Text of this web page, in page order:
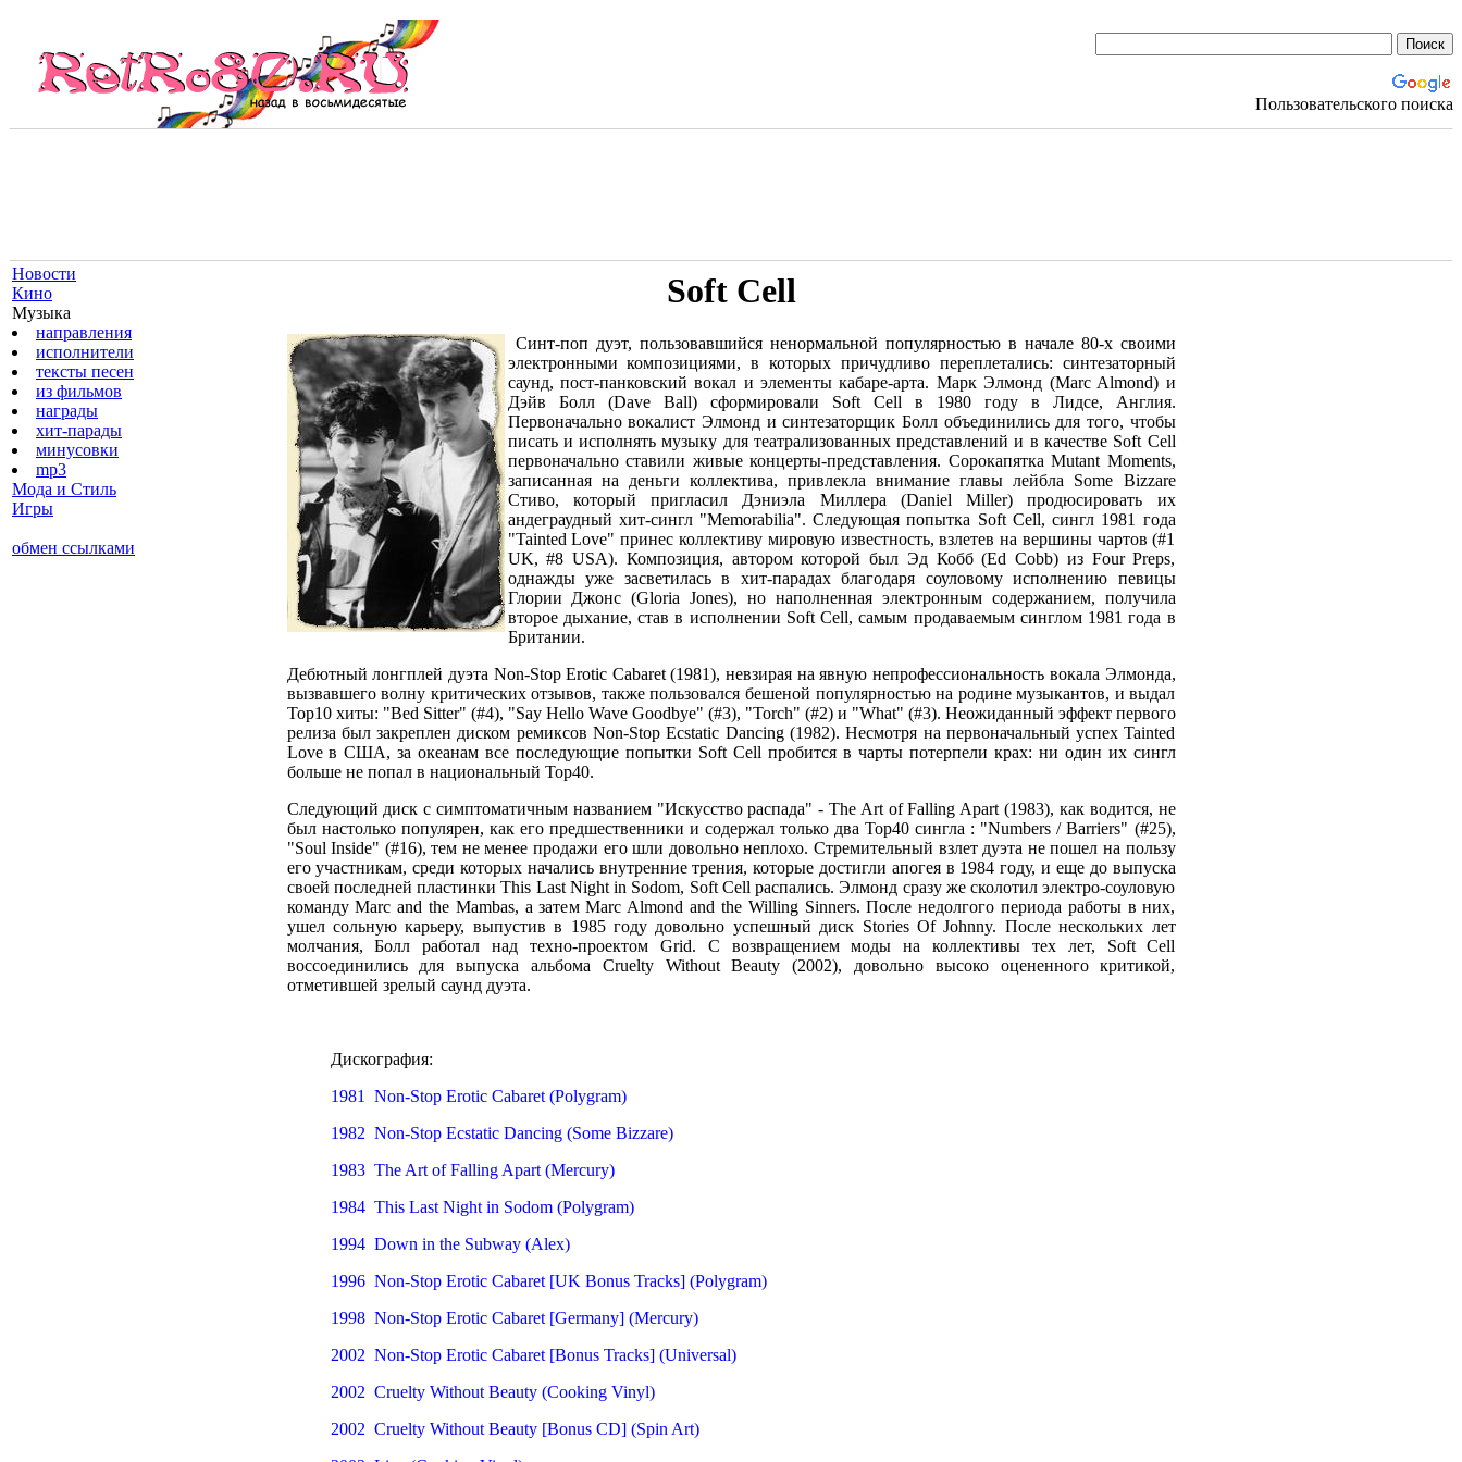
Пользовательского поиска
Новости
Кино
Музыка
направления
исполнители
тексты песен
из фильмов
награды
хит-парады
минусовки
mp3
Мода и Стиль
Игры
обмен ссылками
Soft Cell
Синт-поп дуэт, пользовавшийся ненормальной популярностью в начале 80-х своими
электронными композициями, в которых причудливо переплетались: синтезаторный
саунд, пост-панковский вокал и элементы кабаре-арта. Марк Элмонд (Marc Almond) и
Дэйв Болл (Dave Ball) сформировали Soft Cell в 1980 году в Лидсе, Англия.
Первоначально вокалист Элмонд и синтезаторщик Болл объединились для того, чтобы
писать и исполнять музыку для театрализованных представлений и в качестве Soft Cell
первоначально ставили живые концерты-представления. Сорокапятка Mutant Moments,
записанная на деньги коллектива, привлекла внимание главы лейбла Some Bizzare
Стиво, который пригласил Дэниэла Миллера (Daniel Miller) продюсировать их
андеграудный хит-сингл "Memorabilia". Следующая попытка Soft Cell, сингл 1981 года
"Tainted Love" принес коллективу мировую известность, взлетев на вершины чартов (#1
UK, #8 USA). Композиция, автором которой был Эд Кобб (Ed Cobb) из Four Preps,
однажды уже засветилась в хит-парадах благодаря соуловому исполнению певицы
Глории Джонс (Gloria Jones), но наполненная электронным содержанием, получила
второе дыхание, став в исполнении Soft Cell, самым продаваемым синглом 1981 года в
Британии.
Дебютный лонгплей дуэта Non-Stop Erotic Cabaret (1981), невзирая на явную непрофессиональность вокала Элмонда,
вызвавшего волну критических отзывов, также пользовался бешеной популярностью на родине музыкантов, и выдал
Тор10 хиты: "Bed Sitter" (#4), "Say Hello Wave Goodbye" (#3), "Torch" (#2) и "What" (#3). Неожиданный эффект первого
релиза был закреплен диском ремиксов Non-Stop Ecstatic Dancing (1982). Несмотря на первоначальный успех Tainted
Love в США, за океанам все последующие попытки Soft Cell пробится в чарты потерпели крах: ни один их сингл
больше не попал в национальный Тор40.
Следующий диск с симптоматичным названием "Искусство распада" - The Art of Falling Apart (1983), как водится, не
был настолько популярен, как его предшественники и содержал только два Тор40 сингла : "Numbers / Barriers" (#25),
"Soul Inside" (#16), тем не менее продажи его шли довольно неплохо. Стремительный взлет дуэта не пошел на пользу
его участникам, среди которых начались внутренние трения, которые достигли апогея в 1984 году, и еще до выпуска
своей последней пластинки This Last Night in Sodom, Soft Cell распались. Элмонд сразу же сколотил электро-соуловую
команду Marc and the Mambas, а затем Marc Almond and the Willing Sinners. После недолгого периода работы в них,
ушел сольную карьеру, выпустив в 1985 году довольно успешный диск Stories Of Johnny. После нескольких лет
молчания, Болл работал над техно-проектом Grid. С возвращением моды на коллективы тех лет, Soft Cell
воссоединились для выпуска альбома Cruelty Without Beauty (2002), довольно высоко оцененного критикой,
отметившей зрелый саунд дуэта.
Дискография:
1981 Non-Stop Erotic Cabaret (Polygram)
1982 Non-Stop Ecstatic Dancing (Some Bizzare)
1983 The Art of Falling Apart (Mercury)
1984 This Last Night in Sodom (Polygram)
1994 Down in the Subway (Alex)
1996 Non-Stop Erotic Cabaret [UK Bonus Tracks] (Polygram)
1998 Non-Stop Erotic Cabaret [Germany] (Mercury)
2002 Non-Stop Erotic Cabaret [Bonus Tracks] (Universal)
2002 Cruelty Without Beauty (Cooking Vinyl)
2002 Cruelty Without Beauty [Bonus CD] (Spin Art)